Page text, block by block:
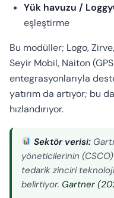
Yük havuzu /
eşleştirme
Bu modüller; Logo,
Seyir Mobil, Naiton
entegrasyonlarıyla
yatırım da artıyor; bu
hızlandırıyor.
Sektör verisi:
yöneticilerinin (CSCO)
tedarik zinciri
belirtiyor. Gartner